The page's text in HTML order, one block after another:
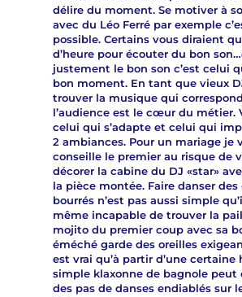
délire du moment. Se motiver à
avec du Léo Ferré par exemple
possible. Certains vous diraient
d’heure pour écouter du bon
justement le bon son c’est celui
bon moment. En tant que vieux
trouver la musique qui
l’audience est le cœur du métier.
celui qui s’adapte et celui qui
2 ambiances. Pour un mariage je
conseille le premier au risque de
décorer la cabine du DJ «star»
la pièce montée. Faire danser des
bourrés n’est pas aussi simple
même incapable de trouver la
mojito du premier coup avec sa
éméché garde des oreilles
est vrai qu’à partir d’une certaine
simple klaxonne de bagnole peut
des pas de danses endiablés sur